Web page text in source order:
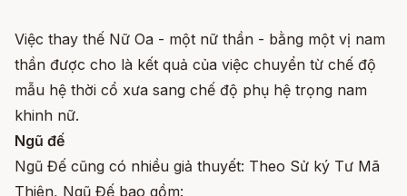
Việc thay thế Nữ Oa - một nữ thần - bằng một vị nam
thần được cho là kết quả của việc chuyển từ chế độ
mẫu hệ thời cổ xưa sang chế độ phụ hệ trọng nam
khinh nữ.
Ngũ đế
Ngũ Đế cũng có nhiều giả thuyết: Theo Sử ký Tư Mã
Thiên, Ngũ Đế bao gồm: